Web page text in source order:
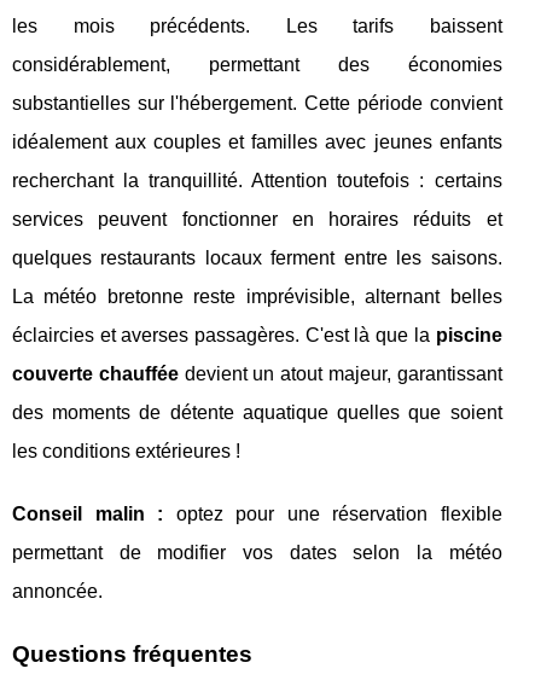
les mois précédents. Les tarifs baissent
considérablement, permettant des économies
substantielles sur l'hébergement. Cette période convient
idéalement aux couples et familles avec jeunes enfants
recherchant la tranquillité. Attention toutefois : certains
services peuvent fonctionner en horaires réduits et
quelques restaurants locaux ferment entre les saisons.
La météo bretonne reste imprévisible, alternant belles
éclaircies et averses passagères. C'est là que la piscine
couverte chaufféedevient un atout majeur, garantissant
des moments de détente aquatique quelles que soient
les conditions extérieures !
Conseil malin : optez pour une réservation flexible
permettant de modifier vos dates selon la météo
annoncée.
Questions fréquentes